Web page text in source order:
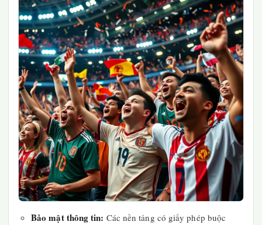
Bảo mật thông tin: Các nền tảng có giấy phép buộc